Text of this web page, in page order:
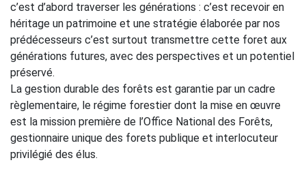
c’est d’abord traverser les générations : c’est recevoir en
héritage un patrimoine et une stratégie élaborée par nos
prédécesseurs c’est surtout transmettre cette foret aux
générations futures, avec des perspectives et un potentiel
préservé.
La gestion durable des forêts est garantie par un cadre
règlementaire, le régime forestier dont la mise en œuvre
est la mission première de l’Office National des Forêts,
gestionnaire unique des forets publique et interlocuteur
privilégié des élus.